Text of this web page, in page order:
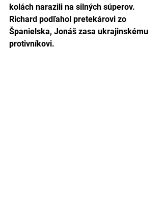
kolách narazili na silných súperov.
Richard podľahol pretekárovi zo
Španielska, Jonáš zasa ukrajinskému
protivníkovi.